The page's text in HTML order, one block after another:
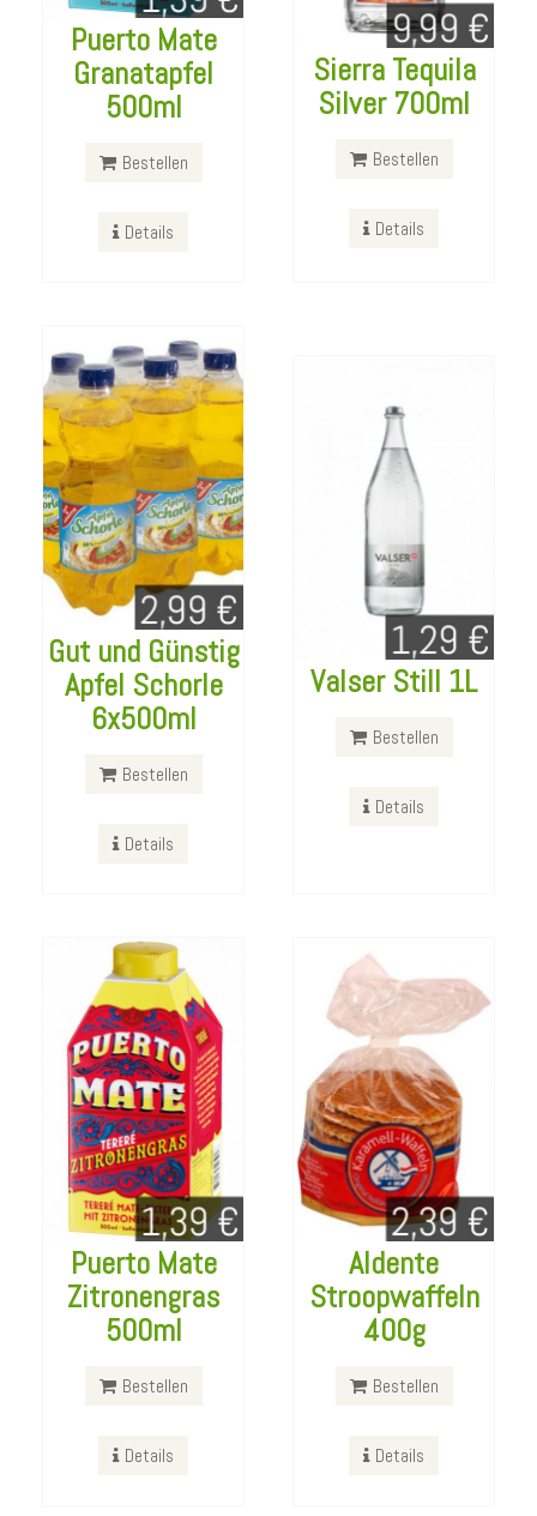
Puerto Mate
Granatapfel
500ml
Bestellen
Details
Sierra Tequila
Silver 700ml
Bestellen
Details
Gut und Günstig
Apfel Schorle
6x500ml
Bestellen
Details
Gut und Günstig
Apfel Schorle
6x500ml
Valser Still 1L
Bestellen
Details
Valser Still 1L
Bestellen
Puerto Mate
Zitronengras
500ml
Bestellen
Details
Puerto Mate
Zitronengras
500ml
Aldente
Stroopwaffeln
400g
Bestellen
Details
Aldente
Stroopwaffeln
Bestellen
Gut und Günstig
Himbeer Schorle
6x750ml
2 Kohlrouladen
in pikanter
Sauce